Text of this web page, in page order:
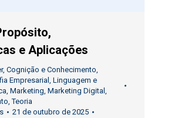
e Aplicações
, Cognição e Conhecimento,
Empresarial , Linguagem e
, Marketing, Marketing Digital ,
,Teoria
21 de outubro de 2025